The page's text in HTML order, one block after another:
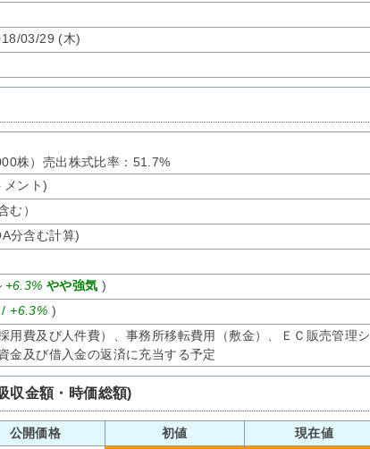
03/29 (木)
株）売出株式比率：51.7%
ント)
む）
分含む計算)
+6.3% やや強気 )
/+6.3% )
用費及び人件費）、事務所移転費用（敷金）、ＥＣ販売管理シ
金及び借入金の返済に充当する予定
収金額・時価総額)
公開価格 初値
現在値